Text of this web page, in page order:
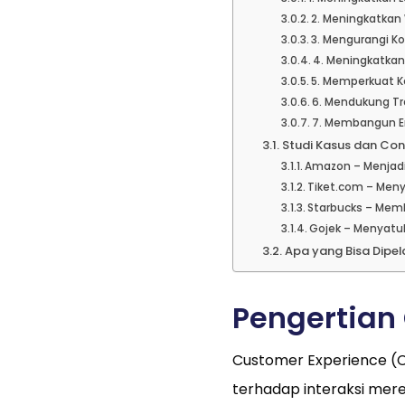
2.
3. Mengurangi
4.
5. Memperkuat
6. Mendukung
7. Membangun
Studi Kasus dan
Amazon –
Tiket.com –
Starbucks –
Gojek –
Apa yang Bisa
Pengertian
Customer Experience
terhadap interaksi